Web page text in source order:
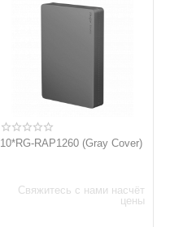
10*RG-RAP1260 (Gray Cover)
Свяжитесь с нами насчёт
цены